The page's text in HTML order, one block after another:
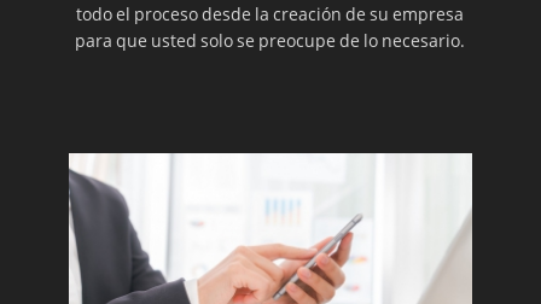
todo el proceso desde la creación de su empresa
para que usted solo se preocupe de lo necesario.